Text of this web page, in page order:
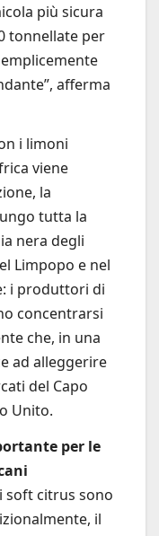
più sicura
tonnellate per
afferma
i limoni
viene
la
tutta la
nera degli
Limpopo e nel
i produttori di
concentrarsi
che, in una
ad alleggerire
del Capo
Unito.
per le
soft citrus sono
il